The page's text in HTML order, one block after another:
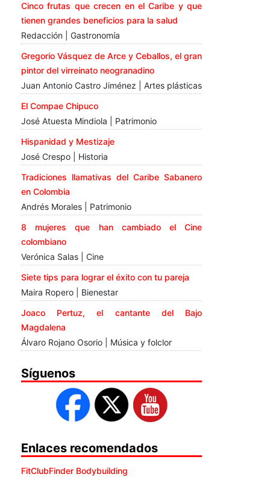
Cinco frutas que crecen en el Caribe y que
tienen grandes beneficios para la salud
Redacción | Gastronomía
Gregorio Vásquez de Arce y Ceballos, el gran
pintor del virreinato neogranadino
Juan Antonio Castro Jiménez | Artes plásticas
El Compae Chipuco
José Atuesta Mindiola | Patrimonio
Hispanidad y Mestizaje
José Crespo | Historia
Tradiciones llamativas del Caribe Sabanero
en Colombia
Andrés Morales | Patrimonio
8 mujeres que han cambiado el Cine
colombiano
Verónica Salas | Cine
Siete tips para lograr el éxito con tu pareja
Maira Ropero | Bienestar
Joaco Pertuz, el cantante del Bajo
Magdalena
Álvaro Rojano Osorio | Música y folclor
Síguenos
Enlaces recomendados
FitClubFinder Bodybuilding